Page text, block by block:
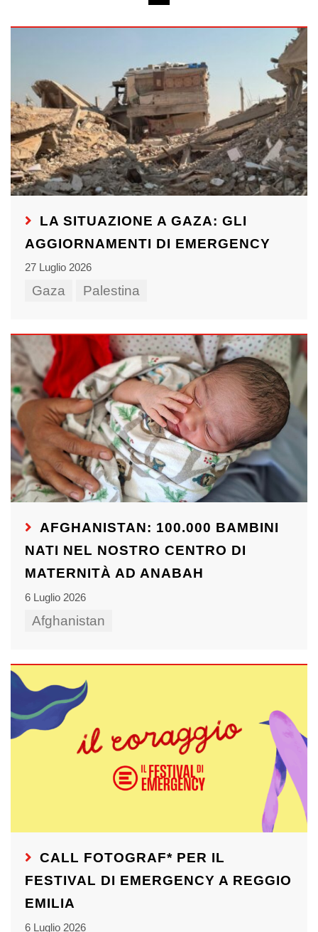
LA SITUAZIONE A GAZA: GLI
AGGIORNAMENTI DI EMERGENCY
27 Luglio 2026
Gaza Palestina
AFGHANISTAN: 100.000 BAMBINI
NATI NEL NOSTRO CENTRO DI
MATERNITÀ AD ANABAH
6 Luglio 2026
Afghanistan
CALL FOTOGRAF* PER IL
FESTIVAL DI EMERGENCY A REGGIO
EMILIA
6 Luglio 2026